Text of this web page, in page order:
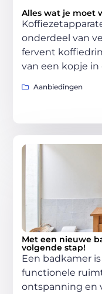
Alles wat je moet
onderdeel van
fervent
van een kopje
Aanbiedingen
Met een nieuwe
volgende stap!
Een badkamer
functionele
ontspanning en